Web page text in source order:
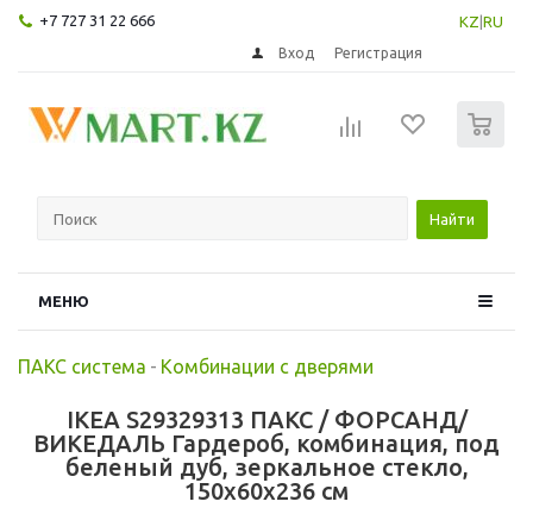
+7 727 31 22 666 KZ RU
Вход Регистрация
Найти
МЕНЮ
ПАКС система - Комбинации с дверями
IKEA S29329313 ПАКС / ФОРСАНД/
ВИКЕДАЛЬ Гардероб, комбинация, под
беленый дуб, зеркальное стекло,
150x60x236 см